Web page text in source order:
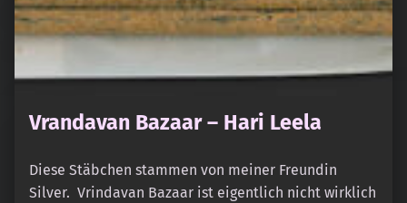
Vrandavan Bazaar – Hari Leela
Diese Stäbchen stammen von meiner Freundin
Silver. Vrindavan Bazaar ist eigentlich nicht wirklich